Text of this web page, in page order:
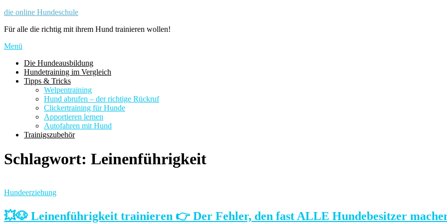
Zum
springen
die online Hundeschule
Für alle die richtig mit ihrem Hund trainieren wollen!
Menü
Die Hundeausbildung
Hundetraining im Vergleich
Tipps & Tricks
Welpentraining
Hund abrufen – der richtige Rückruf
Clickertraining für Hunde
Apportieren lernen
Autofahren mit Hund
Trainigszubehör
Schlagwort: Leinenführigkeit
Hundeerziehung
💥🐶 Leinenführigkeit trainieren 👉 Der Fehler, den fast ALLE Hundebesitzer